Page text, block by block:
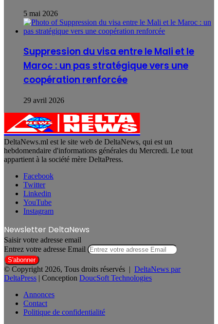
5 mai 2026
Suppression du visa entre le Mali et le
Maroc : un pas stratégique vers une
coopération renforcée
29 avril 2026
DeltaNews.ml est le site web de DeltaNews, qui est un
hebdomendaire d'informations générales du Mercredi. Le tout
appartient à la société mère DeltaPress.
Facebook
Twitter
Linkedin
YouTube
Instagram
Newsletter DeltaNews
Saisir votre adresse email
Entrez votre adresse Email
© Copyright 2026, Tous droits réservés | DeltaNews par
DeltaPress | Conception DoucSoft Technologies
Annonces
Contact
Politique de confidentialité